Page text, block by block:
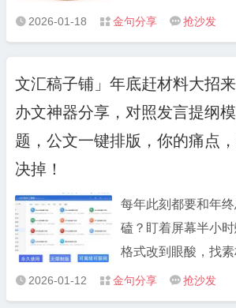
以朝气蓬勃、活力
萎靡不振，用雷厉
青春激情、忠诚担当。 6.怀揣忠
心、诚心、热心、细
7.关注重视年轻干部
来、赢得未来。 8.把胸怀远大理想和脚
踏实地奋斗统一起
与做好当前工作统一起来。
向，又明确了“干”的
的动力，又增添了“干”
“过得去”变“过得硬”的
要有埋头苦干、真
头，更要有直面困
答卷”。 6.唯有“咬定目标不放松”方能行
稳致远、唯有“持之
事兴业。 7.以“挖山不止”的决心攻坚发
展难题，以“感动上
力量。 8.发扬“胆”“识”“谋”、增创新优
 2026-01-18  金句分享  抢沙发
文汇稿子铺」年底赶材料大招
办文神器分享，对照发言提纲
题，公文一键排版，你的痛点
决掉！
每年此刻都要和年
磕？盯着屏幕半小
格式改到眼酸，找
味？整理了自己用了
工具，亲测能把写
 2026-01-12  金句分享  抢沙发